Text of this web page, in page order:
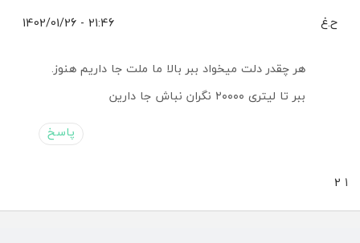
ح.غ 21:46 - 1402/01/26
هر چقدر دلت میخواد ببر بالا ما ملت جا داریم هنوز.
ببر تا لیتری ۲۰۰۰۰ نگران نباش جا دارین
پاسخ
صفحه‌بندی
دیدگاه‌ها
»1
2